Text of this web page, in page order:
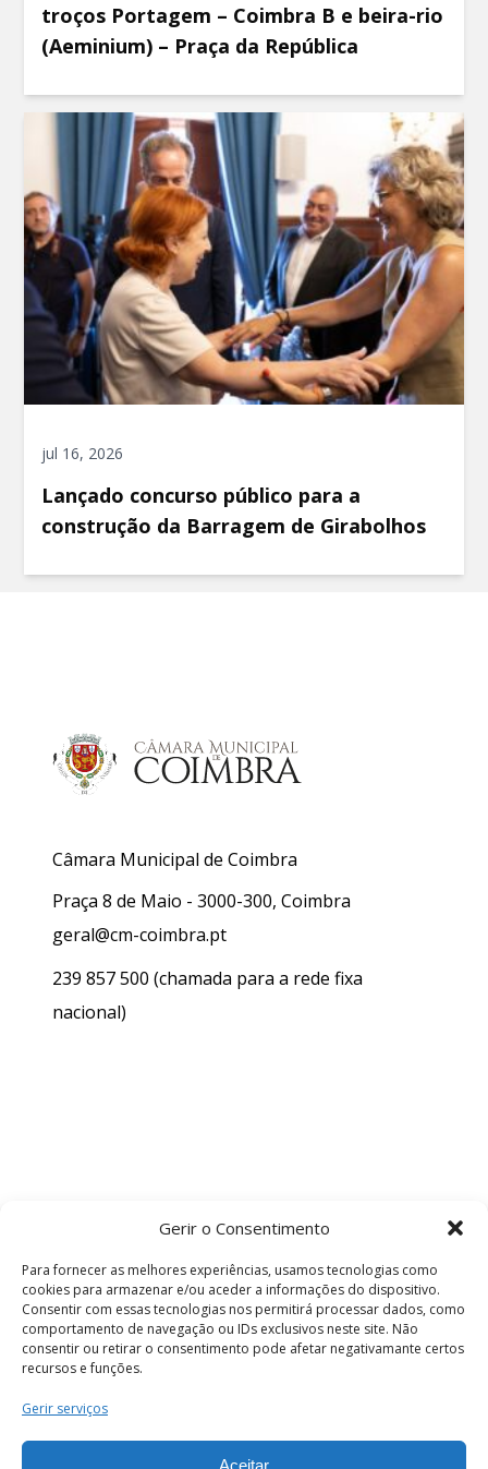
Gerir o Consentimento
Para fornecer as melhores experiências, usamos tecnologias como
cookies para armazenar e/ou aceder a informações do dispositivo.
Consentir com essas tecnologias nos permitirá processar dados, como
comportamento de navegação ou IDs exclusivos neste site. Não
consentir ou retirar o consentimento pode afetar negativamante certos
recursos e funções.
Gerir serviços
Aceitar
troços Portagem – Coimbra B e beira-rio
(Aeminium) – Praça da República
jul 16, 2026
Lançado concurso público para a
construção da Barragem de Girabolhos
Câmara Municipal de Coimbra
Praça 8 de Maio - 3000-300, Coimbra
geral@cm-coimbra.pt
239 857 500 (chamada para a rede fixa
nacional)
Termos e Condições